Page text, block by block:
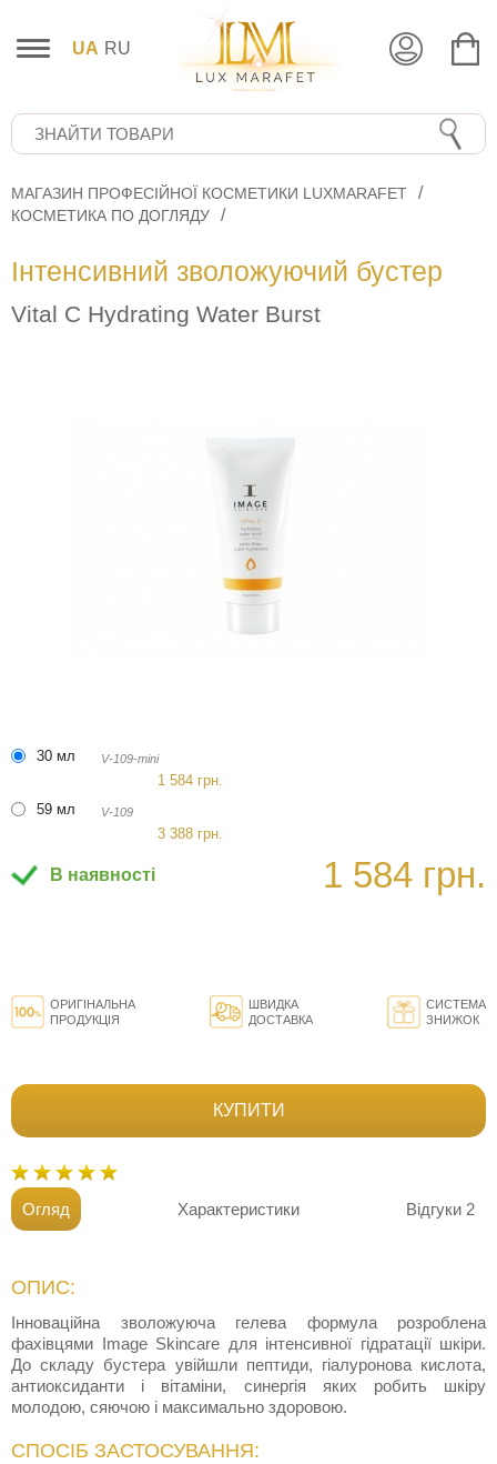
UA RU
МАГАЗИН ПРОФЕСІЙНОЇ КОСМЕТИКИ LUXMARAFET
КОСМЕТИКА ПО ДОГЛЯДУ
Інтенсивний зволожуючий бустер
Vital C Hydrating Water Burst
30 мл V-109-mini
1 584 грн.
59 мл
V-109
3 388 грн.
В наявності 1 584 грн.
ОРИГІНАЛЬНА
ПРОДУКЦІЯ
ШВИДКА
ДОСТАВКА
СИСТЕМА
ЗНИЖОК
КУПИТИ
Огляд Характеристики Відгуки 2
ОПИС:
Інноваційна зволожуюча гелева формула розроблена
фахівцями Image Skincare для інтенсивної гідратації шкіри.
До складу бустера увійшли пептиди, гіалуронова кислота,
антиоксиданти і вітаміни, синергія яких робить шкіру
молодою, сяючою і максимально здоровою.
СПОСІБ ЗАСТОСУВАННЯ: